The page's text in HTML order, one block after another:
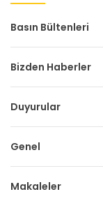
Basın Bültenleri
Bizden Haberler
Duyurular
Genel
Makaleler